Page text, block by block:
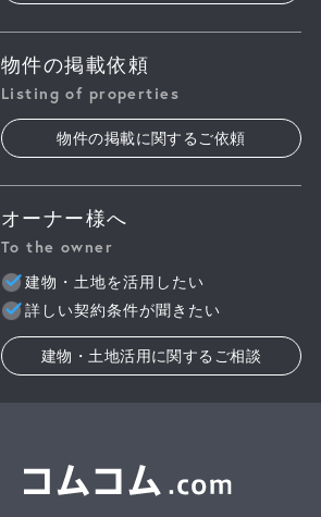
物件の掲載依頼
Listing of properties
物件の掲載に関するご依頼
オーナー様へ
To the owner
建物・土地を活用したい
詳しい契約条件が聞きたい
建物・土地活用に関するご相談